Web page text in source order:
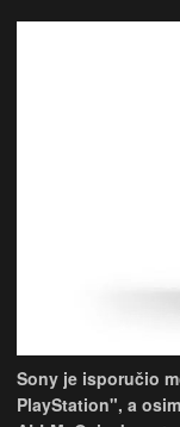
Sony je isporučio
PlayStation", a